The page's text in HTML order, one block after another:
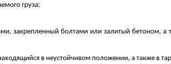
груза;
болтами или залитый бетоном, а
в неустойчивом положении, а также в